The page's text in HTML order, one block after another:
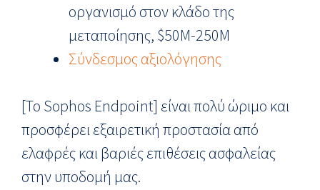
οργανισμό στον κλάδο της
μεταποίησης, $50M-250M
Σύνδεσμος αξιολόγησης
[Το Sophos Endpoint] είναι πολύ ώριμο και
προσφέρει εξαιρετική προστασία από
ελαφρές και βαριές επιθέσεις ασφαλείας
στην υποδομή μας.